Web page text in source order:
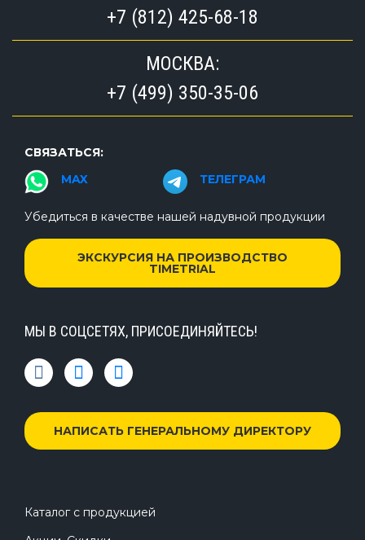
+7 (812) 425-68-18
МОСКВА:
+7 (499) 350-35-06
СВЯЗАТЬСЯ:
MAX
ТЕЛЕГРАМ
Убедиться в качестве нашей надувной продукции
ЭКСКУРСИЯ НА ПРОИЗВОДСТВО
TIMETRIAL
МЫ В СОЦСЕТЯХ, ПРИСОЕДИНЯЙТЕСЬ!
НАПИСАТЬ ГЕНЕРАЛЬНОМУ ДИРЕКТОРУ
Каталог с продукцией